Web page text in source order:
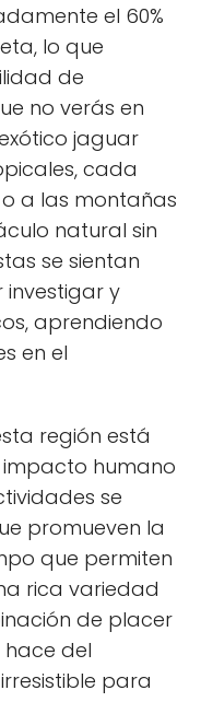
el 60%
lo que
de
no verás en
jaguar
cada
a las montañas
natural sin
se sientan
y
aprendiendo
en el
región está
humano
se
promueven la
que permiten
rica variedad
de placer
del
para